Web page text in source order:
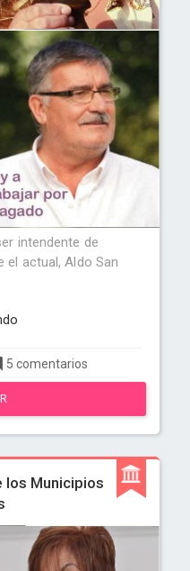
intendente de
el actual, Aldo San
5 comentarios
los Municipios